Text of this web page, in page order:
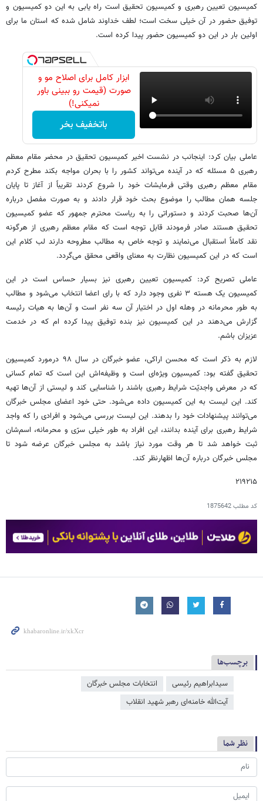
کمیسیون تعیین رهبری و کمیسیون تحقیق است راه یابی به این دو کمیسیون و
توفیق حضور در آن خیلی سخت است؛ لطف خداوند شامل شده که استان ما برای
اولین بار در این دو کمیسیون حضور پیدا کرده است.
ابزار کامل برای اصلاح مو و
صورت (قیمت رو ببینی باور
نمیکنی!)
باتخفیف بخر
عاملی بیان کرد: اینجانب در نشست اخیر کمیسیون تحقیق در محضر مقام معظم
رهبری ۵ مسئله که در آینده می‌تواند کشور را با بحران مواجه بکند مطرح کردم
مقام معظم رهبری وقتی فرمایشات خود را شروع کردند تقریباً از آغاز تا پایان
جلسه همان مطالب را موضوع بحث خود قرار دادند و به صورت مفصل درباره
آن‌ها صحبت کردند و دستوراتی را به ریاست محترم جمهور که عضو کمیسیون
تحقیق هستند صادر فرمودند قابل توجه است که مقام معظم رهبری از هرگونه
نقد کاملاً استقبال می‌نمایند و توجه خاص به مطالب مطروحه دارند لب کلام این
است که در این کمیسیون نظارت به معنای واقعی محقق می‌گردد.
عاملی تصریح کرد: کمیسیون تعیین رهبری نیز بسیار حساس است در این
کمیسیون یک هسته ۳ نفری وجود دارد که با رای اعضا انتخاب می‌شود و مطالب
به طور محرمانه در وهله اول در اختیار آن سه نفر است و آن‌ها به هیات رئیسه
گزارش می‌دهند در این کمیسیون نیز بنده توفیق پیدا کرده ام که در خدمت
عزیزان باشم.
لازم به ذکر است که محسن اراکی، عضو خبرگان در سال ۹۸ درمورد کمیسیون
تحقیق گفته بود: کمیسیون ویژه‌ای است و وظیفه‌اش این است که تمام کسانی
که در معرض واجدیّت شرایط رهبری باشند را شناسایی کند و لیستی از آن‌ها تهیه
کند. این لیست به این کمیسیون داده می‌شود. حتی خود اعضای مجلس خبرگان
می‌توانند پیشنهادات خود را بدهند. این لیست بررسی می‌شود و افرادی را که واجد
شرایط رهبری برای آینده بدانند، این افراد به طور خیلی سرّی و محرمانه، اسم‌شان
ثبت خواهد شد تا هر وقت مورد نیاز باشد به مجلس خبرگان عرضه شود تا
مجلس خبرگان درباره آن‌ها اظهارنظر کند.
۲۱۹۲۱۵
کد مطلب1875642
برچسب‌ها
سیدابراهیم رئیسی
انتخابات مجلس خبرگان
آیت‌الله خامنه‌ای رهبر شهید انقلاب
نظر شما